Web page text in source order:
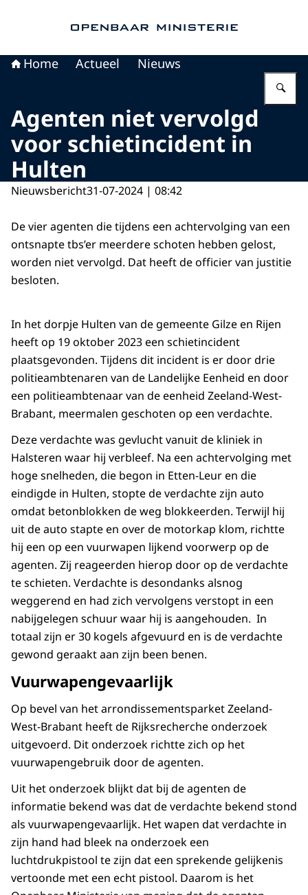
Home Actueel Nieuws
Agenten niet vervolgd
voor schietincident in
Hulten
Nieuwsbericht31-07-2024 | 08:42
De vier agenten die tijdens een achtervolging van een
ontsnapte tbs’er meerdere schoten hebben gelost,
worden niet vervolgd. Dat heeft de officier van justitie
besloten.
In het dorpje Hulten van de gemeente Gilze en Rijen
heeft op 19 oktober 2023 een schietincident
plaatsgevonden. Tijdens dit incident is er door drie
politieambtenaren van de Landelijke Eenheid en door
een politieambtenaar van de eenheid Zeeland-West-
Brabant, meermalen geschoten op een verdachte.
Deze verdachte was gevlucht vanuit de kliniek in
Halsteren waar hij verbleef. Na een achtervolging met
hoge snelheden, die begon in Etten-Leur en die
eindigde in Hulten, stopte de verdachte zijn auto
omdat betonblokken de weg blokkeerden. Terwijl hij
uit de auto stapte en over de motorkap klom, richtte
hij een op een vuurwapen lijkend voorwerp op de
agenten. Zij reageerden hierop door op de verdachte
te schieten. Verdachte is desondanks alsnog
weggerend en had zich vervolgens verstopt in een
nabijgelegen schuur waar hij is aangehouden. In
totaal zijn er 30 kogels afgevuurd en is de verdachte
gewond geraakt aan zijn been benen.
Vuurwapengevaarlijk
Op bevel van het arrondissementsparket Zeeland-
West-Brabant heeft de Rijksrecherche onderzoek
uitgevoerd. Dit onderzoek richtte zich op het
vuurwapengebruik door de agenten.
Uit het onderzoek blijkt dat bij de agenten de
informatie bekend was dat de verdachte bekend stond
als vuurwapengevaarlijk. Het wapen dat verdachte in
zijn hand had bleek na onderzoek een
luchtdrukpistool te zijn dat een sprekende gelijkenis
vertoonde met een echt pistool. Daarom is het